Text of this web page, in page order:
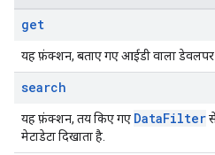
get
यह फ़ंक्शन, बताए गए आईडी वाला डेवलपर
search
यह फ़ंक्शन, तय किए गए DataFilter
मेटाडेटा दिखाता है.